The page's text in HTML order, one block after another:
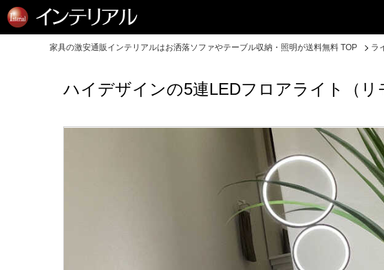
家具の激安通販インテリアルはお洒落ソファやテーブル収納・照明が送料無料 TOP ラ
ハイデザインの5連LEDフロアライト（リ